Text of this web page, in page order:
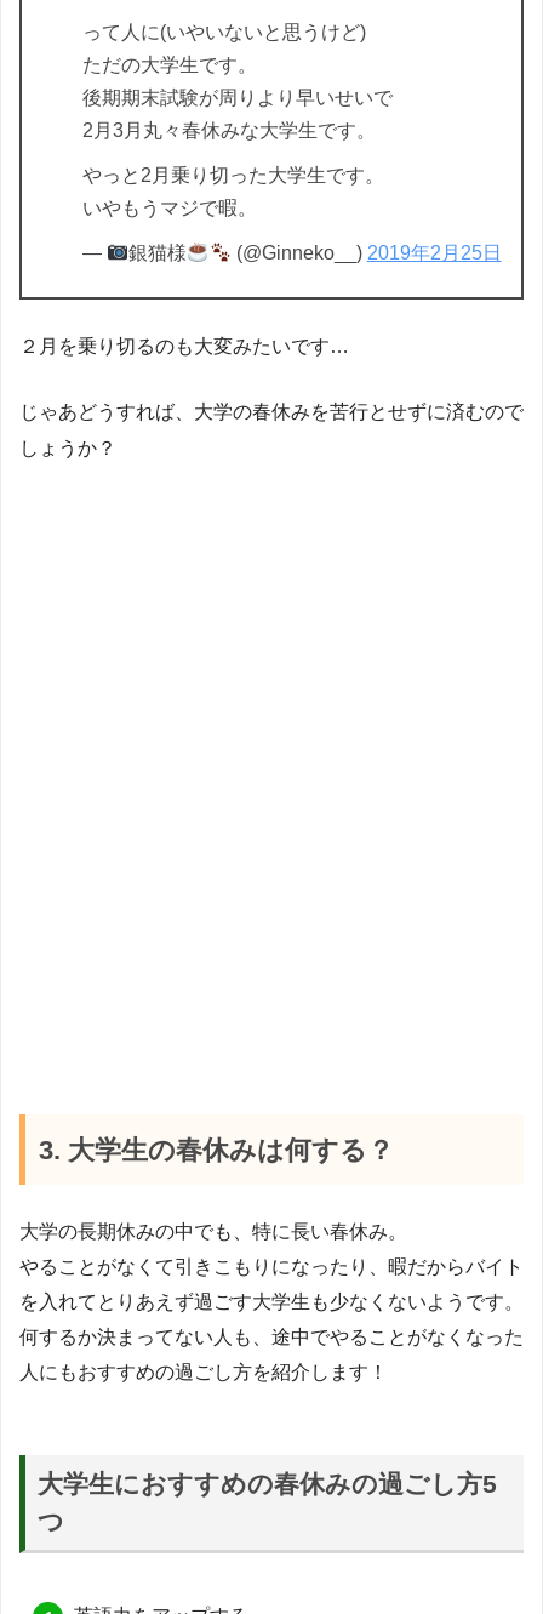
って人に(いやいないと思うけど)
ただの大学生です。
後期期末試験が周りより早いせいで
2月3月丸々春休みな大学生です。
やっと2月乗り切った大学生です。
いやもうマジで暇。
— 銀猫様 (@Ginneko__) 2019年2月25日
２月を乗り切るのも大変みたいです…
じゃあどうすれば、大学の春休みを苦行とせずに済むので
しょうか？
3. 大学生の春休みは何する？
大学の長期休みの中でも、特に長い春休み。
やることがなくて引きこもりになったり、暇だからバイト
を入れてとりあえず過ごす大学生も少なくないようです。
何するか決まってない人も、途中でやることがなくなった
人にもおすすめの過ごし方を紹介します！
大学生におすすめの春休みの過ごし方5
つ